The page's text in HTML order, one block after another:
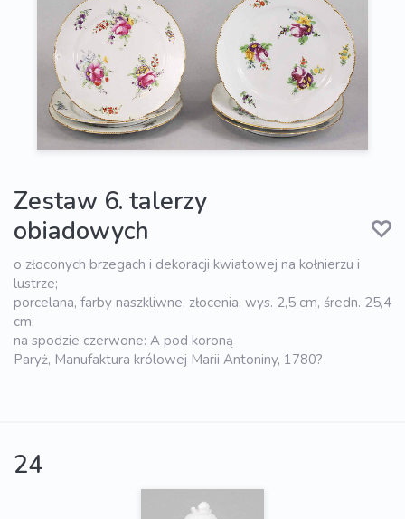
Zestaw 6. talerzy
obiadowych
o złoconych brzegach i dekoracji kwiatowej na kołnierzu i
lustrze;
porcelana, farby naszkliwne, złocenia, wys. 2,5 cm, średn. 25,4
cm;
na spodzie czerwone: A pod koroną
Paryż, Manufaktura królowej Marii Antoniny, 1780?
24